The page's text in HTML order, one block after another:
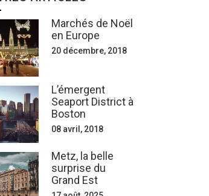
Marchés de Noël
en Europe
20 décembre, 2018
L’émergent
Seaport District à
Boston
08 avril, 2018
Metz, la belle
surprise du
Grand Est